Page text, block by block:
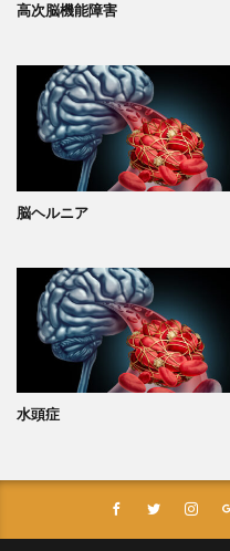
高次脳機能障害
脳ヘルニア
水頭症